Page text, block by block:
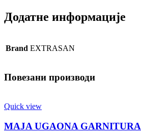
Додатне информације
Brand EXTRASAN
Повезани производи
Quick view
MAJA UGAONA GARNITURA